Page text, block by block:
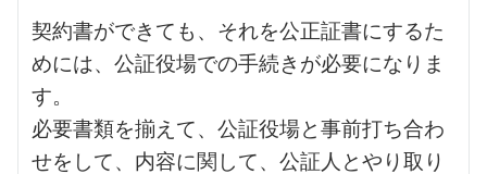
契約書ができても、それを公正証書にするた
めには、公証役場での手続きが必要になりま
す。
必要書類を揃えて、公証役場と事前打ち合わ
せをして、内容に関して、公証人とやり取り